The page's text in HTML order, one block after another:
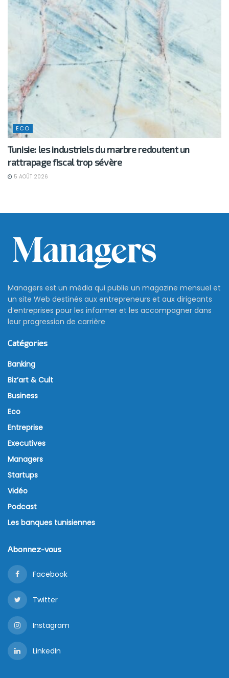
ECO
Tunisie: les industriels du marbre redoutent un
rattrapage fiscal trop sévère
5 AOÛT 2026
Managers est un média qui publie un magazine mensuel et
un site Web destinés aux entrepreneurs et aux dirigeants
d’entreprises pour les informer et les accompagner dans
leur progression de carrière
Catégories
Banking
Biz’art & Cult
Business
Eco
Entreprise
Executives
Managers
Startups
Vidéo
Podcast
Les banques tunisiennes
Abonnez-vous
Facebook
Twitter
Instagram
LinkedIn